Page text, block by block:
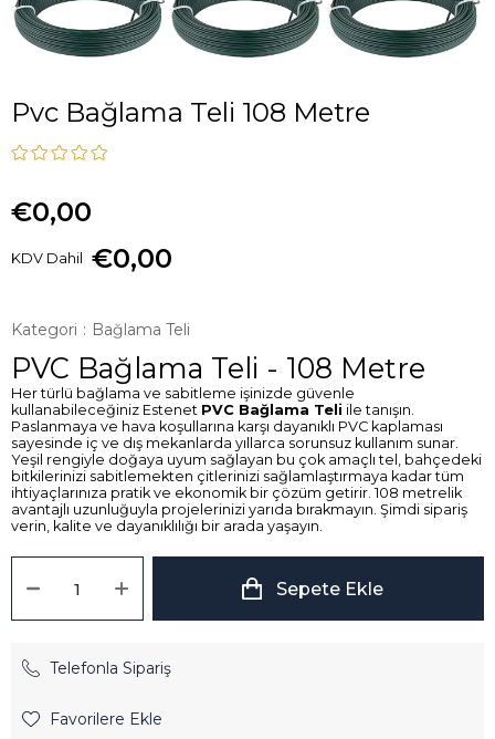
Pvc Bağlama Teli 108 Metre
€0,00
KDV Dahil €0,00
Kategori : Bağlama Teli
PVC Bağlama Teli - 108 Metre
Her türlü bağlama ve sabitleme işinizde güvenle
kullanabileceğiniz Estenet PVC Bağlama Teli ile tanışın.
Paslanmaya ve hava koşullarına karşı dayanıklı PVC kaplaması
sayesinde iç ve dış mekanlarda yıllarca sorunsuz kullanım sunar.
Yeşil rengiyle doğaya uyum sağlayan bu çok amaçlı tel, bahçedeki
bitkilerinizi sabitlemekten çitlerinizi sağlamlaştırmaya kadar tüm
ihtiyaçlarınıza pratik ve ekonomik bir çözüm getirir. 108 metrelik
avantajlı uzunluğuyla projelerinizi yarıda bırakmayın. Şimdi sipariş
verin, kalite ve dayanıklılığı bir arada yaşayın.
Telefonla Sipariş
Favorilere Ekle